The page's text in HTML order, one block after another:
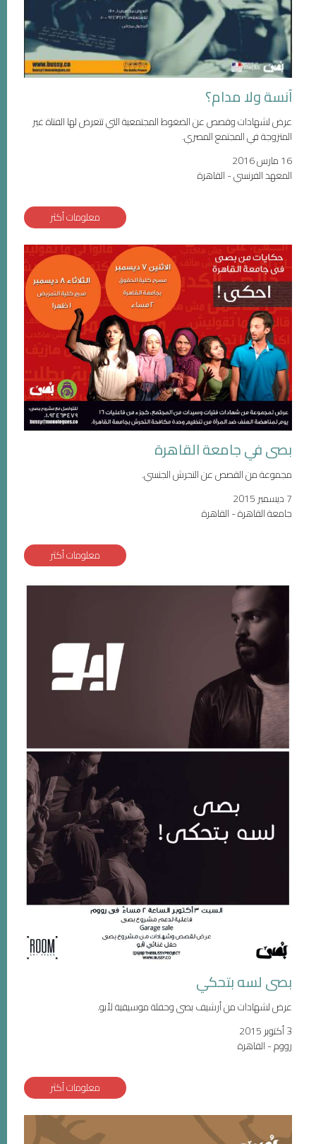
آنسة ولا مدام؟
عرض لشهادات وقصص عن الضغوط المجتمعية التي تتعرض لها الفتاة غير
المتزوجة في المجتمع المصري.
16 مارس 2016
المعهد الفرنسي - القاهرة
معلومات أكثر
بصى في جامعة القاهرة
مجموعة من القصص عن التحرش الجنسي.
7 ديسمبر 2015
جامعة القاهرة - القاهرة
معلومات أكثر
بصى لسه بتحكي
عرض لشهادات من أرشيف بصى وحفلة موسيقية لأبو.
3 أكتوبر 2015
رووم - القاهرة
معلومات أكثر